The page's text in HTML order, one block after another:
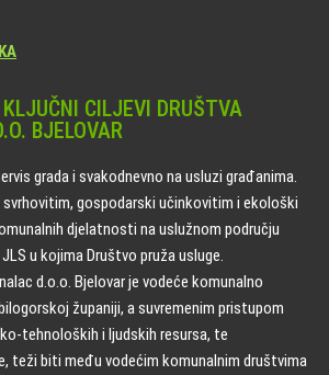
CILJEVI DRUŠTVA
BJELOVAR
grada i svakodnevno na usluzi građanima.
gospodarski učinkovitim i ekološki
djelatnosti na uslužnom području
u kojima Društvo pruža usluge.
d.o.o. Bjelovar je vodeće komunalno
županiji, a suvremenim pristupom
tehnoloških i ljudskih resursa, te
teži biti među vodećim komunalnim društvima